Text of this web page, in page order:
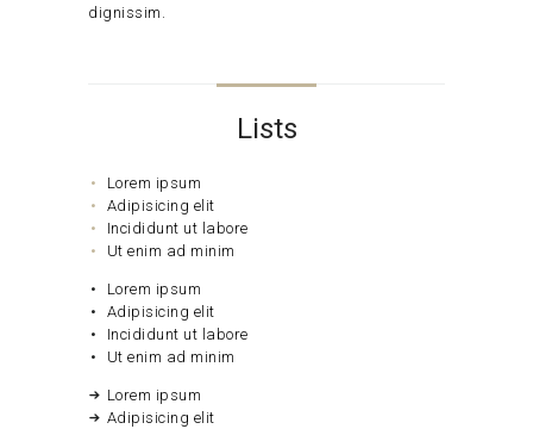
dignissim.
Lists
Lorem ipsum
Adipisicing elit
Incididunt ut labore
Ut enim ad minim
Lorem ipsum
Adipisicing elit
Incididunt ut labore
Ut enim ad minim
Lorem ipsum
Adipisicing elit